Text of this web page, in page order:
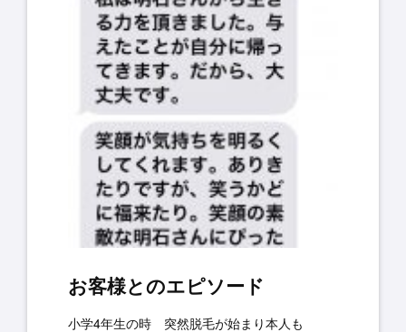
お客様とのエピソード
小学4年生の時 突然脱毛が始まり本人も